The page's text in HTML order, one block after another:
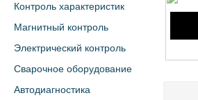
Контроль характеристик
Магнитный контроль
Электрический контроль
Сварочное оборудование
Автодиагностика